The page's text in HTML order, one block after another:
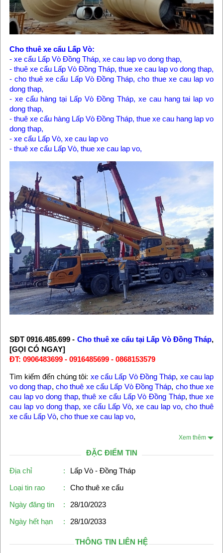
Cho thuê xe cẩu Lấp Vò:
- xe cẩu Lấp Vò Đồng Tháp, xe cau lap vo dong thap,
- thuê xe cẩu Lấp Vò Đồng Tháp, thue xe cau lap vo dong thap,
- cho thuê xe cẩu Lấp Vò Đồng Tháp, cho thue xe cau lap vo
dong thap,
- xe cẩu hàng tại Lấp Vò Đồng Tháp, xe cau hang tai lap vo
dong thap,
- thuê xe cẩu hàng Lấp Vò Đồng Tháp, thue xe cau hang lap vo
dong thap,
- xe cẩu Lấp Vò, xe cau lap vo
- thuê xe cẩu Lấp Vò, thue xe cau lap vo,
SĐT 0916.485.699 - Cho thuê xe cẩu tại Lấp Vò Đồng Tháp,
[GỌI CÓ NGAY]
ĐT: 0906483699 - 0916485699 - 0868153579
Tìm kiếm đến chúng tôi: xe cẩu Lấp Vò Đồng Tháp, xe cau lap
vo dong thap, cho thuê xe cẩu Lấp Vò Đồng Tháp, cho thue xe
cau lap vo dong thap,thuê xe cẩu Lấp Vò Đồng Tháp,thue xe
cau lap vo dong thap, xe cẩu Lấp Vò,xe cau lap vo,cho thuê
xe cẩu Lấp Vò, cho thue xe cau lap vo,
Xem thêm
ĐẶC ĐIỂM TIN
Địa chỉ :
Lấp Vò - Đồng Tháp
Loại tin rao
:
Cho thuê xe cẩu
Ngày đăng tin
:
28/10/2023
Ngày hết hạn
: 28/10/2033
THÔNG TIN LIÊN HỆ